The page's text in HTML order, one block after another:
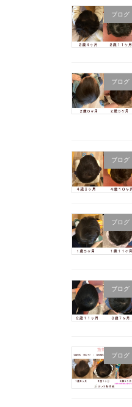
ブログ
ブログ
ブログ
ブログ
ブログ
ブログ